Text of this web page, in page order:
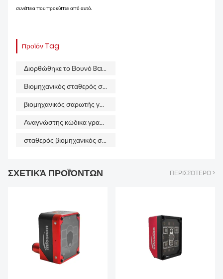
συνέπεια που προκύπτει από αυτό.
προϊόν Tag
Διορθώθηκε το Βουνό Barcode αναγνώστης
Βιομηχανικός σταθερός σαρωτής
βιομηχανικός σαρωτής γραμμωτού κώδικα
Αναγνώστης κώδικα γραμμής παραγωγής
σταθερός βιομηχανικός σαρωτής
ΣΧΕΤΙΚΆ ΠΡΟΪΌΝΤΩΝ ΠΕΡΙΣΣΌΤΕΡΟ >